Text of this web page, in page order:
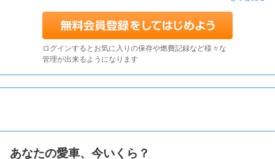
ログインするとお気に入りの保存や燃費記録など様々な
管理が出来るようになります
あなたの愛車、今いくら？